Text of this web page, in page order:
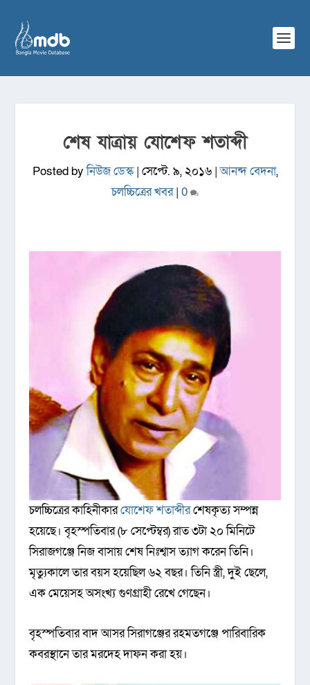
শেষ যাত্রায় যোশেফ শতাব্দী
Posted byনিউজ ডেস্ক| সেপ্টে. ৯, ২০১৬|আনন্দ বেদনা,
চলচ্চিত্রের খবর| 0
চলচ্চিত্রের কাহিনীকারযোশেফ শতাব্দীরশেষকৃত্য সম্পন্ন
হয়েছে। বৃহস্পতিবার (৮ সেপ্টেম্বর) রাত ৩টা ২০ মিনিটে
সিরাজগঞ্জে নিজ বাসায় শেষ নিঃশ্বাস ত্যাগ করেন তিনি।
মৃত্যুকালে তার বয়স হয়েছিল ৬২ বছর। তিনি স্ত্রী, দুই ছেলে,
এক মেয়েসহ অসংখ্য গুণগ্রাহী রেখে গেছেন।
বৃহস্পতিবার বাদ আসর সিরাগঞ্জের রহমতগঞ্জে পারিবারিক
কবরস্থানে তার মরদেহ দাফন করা হয়।